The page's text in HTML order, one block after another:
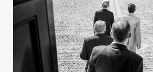
i
regeringsgrundlaget:
skal
reformerne